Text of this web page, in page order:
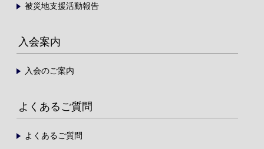
被災地支援活動報告
入会案内
入会のご案内
よくあるご質問
よくあるご質問